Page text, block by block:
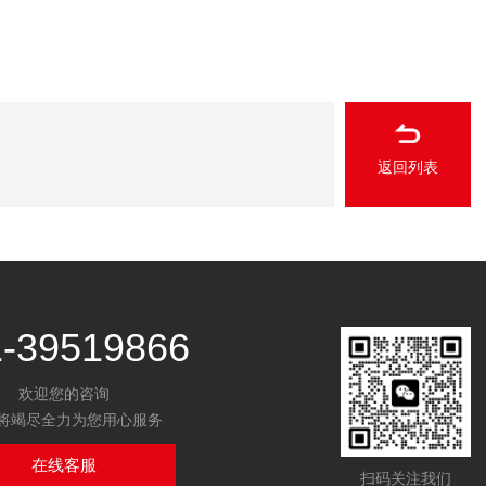
返回列表
39519866
欢迎您的咨询
竭尽全力为您用心服务
在线客服
扫码关注我们